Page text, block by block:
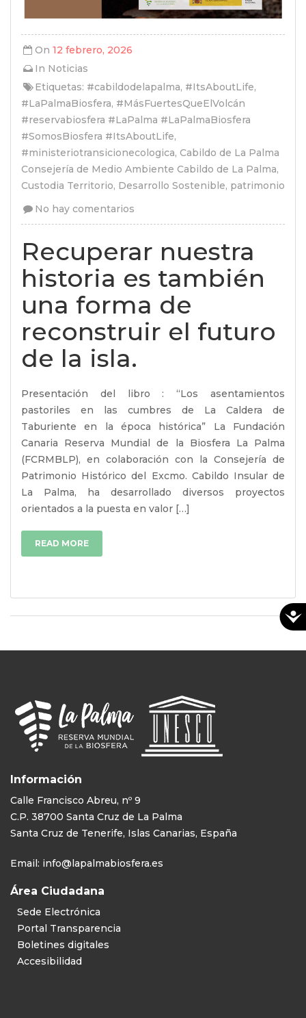
On 12 febrero, 2026
In Noticias
Etiquetas: #cabildodelapalma, #ItsAboutLife,
#LaPalmaBiosfera, #MásFuertesQueElVolcán
#reservabiosfera #LaPalma #LaPalmaBiosfera
#SomosBiosfera #ItsAboutLife,
#ministeriotransicionecologica, Cabildo de La Palma
Consejería de Medio Ambiente Cabildo de La Palma,
Custodia Territorio, Desarrollo Sostenible, patrimonio
No hay comentarios
Recuperar nuestra
historia es también
una forma de
reconstruir el futuro
de la isla.
Presentación del libro : “Los asentamientos
pastoriles en las cumbres de La Caldera de
Taburiente en la época histórica” La Fundación
Canaria Reserva Mundial de la Biosfera La Palma
(FCRMBLP), en colaboración con la Consejería de
Patrimonio Histórico del Excmo. Cabildo Insular de
La Palma, ha desarrollado diversos proyectos
orientados a la puesta en valor […]
READ MORE
Información
Calle Francisco Abreu, nº 9
C.P. 38700 Santa Cruz de La Palma
Santa Cruz de Tenerife, Islas Canarias, España
Email: info@lapalmabiosfera.es
Área Ciudadana
Sede Electrónica
Portal Transparencia
Boletines digitales
Accesibilidad